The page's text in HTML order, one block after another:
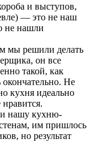
и выступов,
— это не наш
не нашли
мы решили делать
он все
такой, как
окончательно. Не
кухня идеально
нашу кухню-
им пришлось
но результат